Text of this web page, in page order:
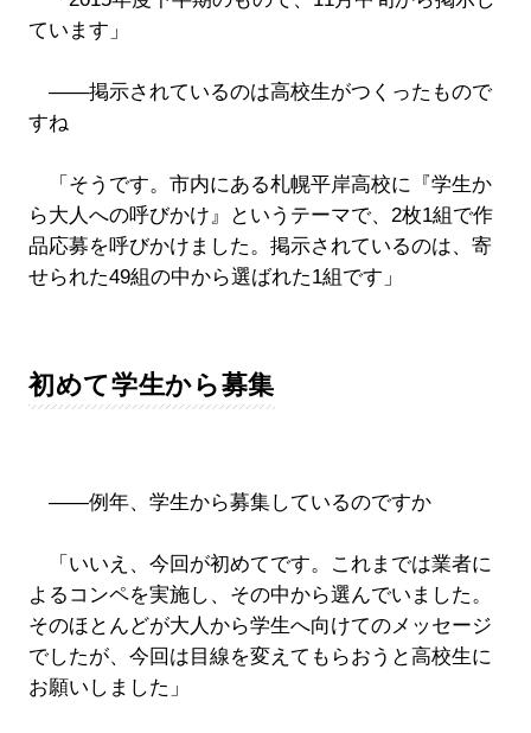
ています」
――掲示されているのは高校生がつくったもので
すね
「そうです。市内にある札幌平岸高校に『学生か
ら大人への呼びかけ』というテーマで、2枚1組で作
品応募を呼びかけました。掲示されているのは、寄
せられた49組の中から選ばれた1組です」
初めて学生から募集
――例年、学生から募集しているのですか
「いいえ、今回が初めてです。これまでは業者に
よるコンペを実施し、その中から選んでいました。
そのほとんどが大人から学生へ向けてのメッセージ
でしたが、今回は目線を変えてもらおうと高校生に
お願いしました」